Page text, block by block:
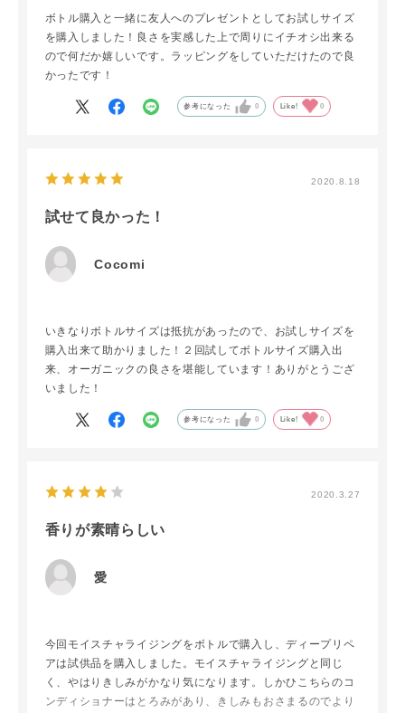
ボトル購入と一緒に友人へのプレゼントとしてお試しサイズ
を購入しました！良さを実感した上で周りにイチオシ出来る
ので何だか嬉しいです。ラッピングをしていただけたので良
かったです！
参考になった 0 Like! 0
2020.8.18
試せて良かった！
Cocomi
いきなりボトルサイズは抵抗があったので、お試しサイズを
購入出来て助かりました！２回試してボトルサイズ購入出
来、オーガニックの良さを堪能しています！ありがとうござ
いました！
参考になった 0 Like! 0
2020.3.27
香りが素晴らしい
愛
今回モイスチャライジングをボトルで購入し、ディープリペ
アは試供品を購入しました。モイスチャライジングと同じ
く、やはりきしみがかなり気になります。しかひこちらのコ
ンディショナーはとろみがあり、きしみもおさまるのでより